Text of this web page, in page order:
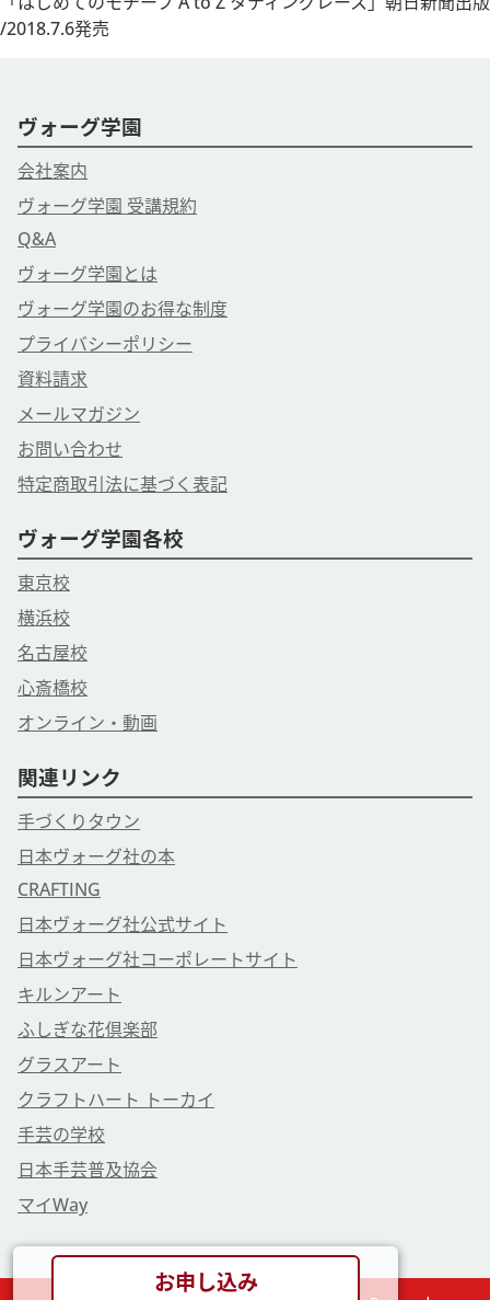
お申し込み
/2018.7.6発売
ヴォーグ学園
会社案内
ヴォーグ学園 受講規約
Q&A
ヴォーグ学園とは
ヴォーグ学園のお得な制度
プライバシーポリシー
資料請求
メールマガジン
お問い合わせ
特定商取引法に基づく表記
ヴォーグ学園各校
東京校
横浜校
名古屋校
心斎橋校
オンライン・動画
関連リンク
手づくりタウン
日本ヴォーグ社の本
CRAFTING
日本ヴォーグ社公式サイト
日本ヴォーグ社コーポレートサイト
キルンアート
ふしぎな花倶楽部
グラスアート
クラフトハート トーカイ
手芸の学校
日本手芸普及協会
マイWay